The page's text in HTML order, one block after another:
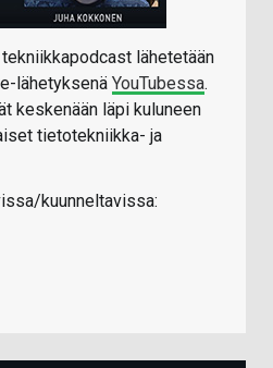
lähetetään
lähetyksenä YouTubessa.
keskenään läpi kuluneen
tietotekniikka- ja
kuunneltavissa: